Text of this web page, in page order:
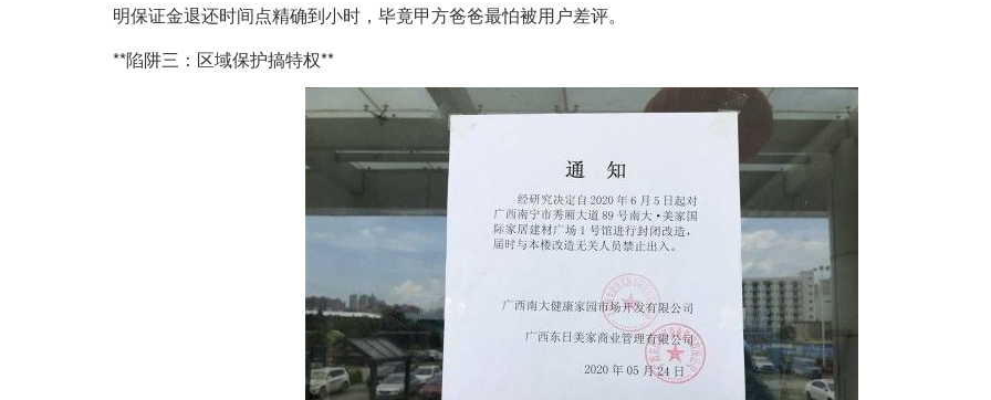
明保证金退还时间点精确到小时，毕竟甲方爸爸最怕被用户差评。
**陷阱三：区域保护搞特权**